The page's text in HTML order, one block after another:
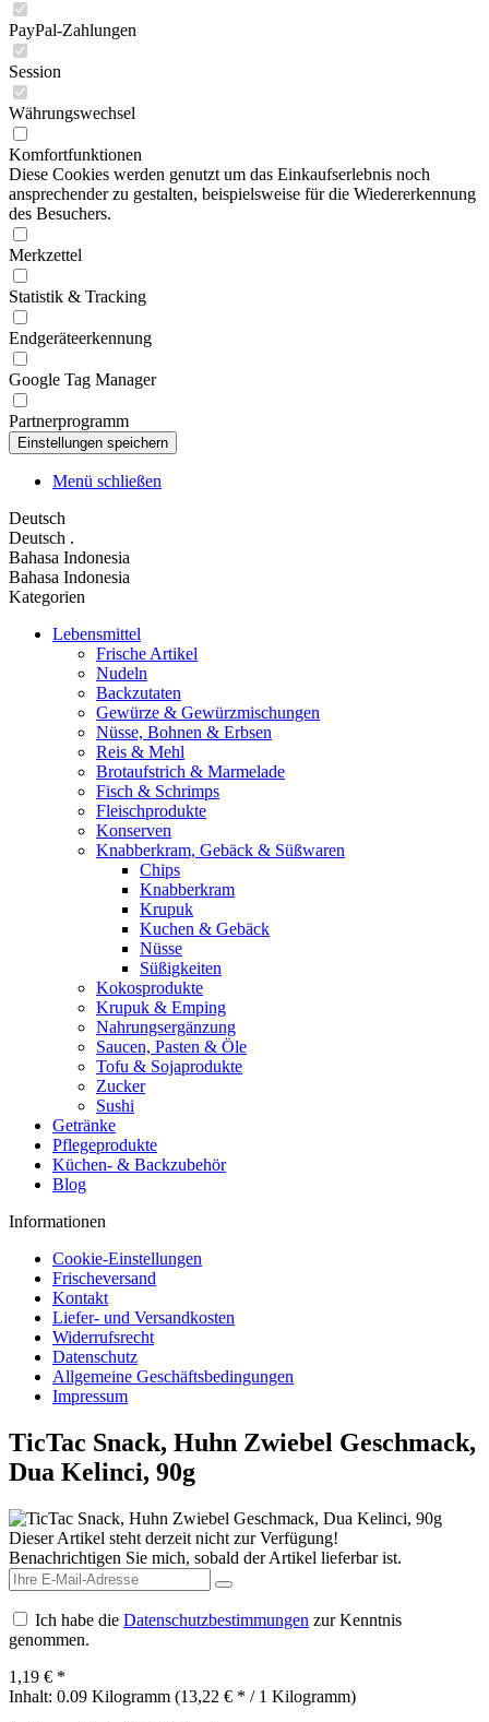
PayPal-Zahlungen
Session
Währungswechsel
Komfortfunktionen
Diese Cookies werden genutzt um das Einkaufserlebnis noch
ansprechender zu gestalten, beispielsweise für die Wiedererkennung
des Besuchers.
Merkzettel
Statistik & Tracking
Endgeräteerkennung
Google Tag Manager
Partnerprogramm
Menü schließen
Deutsch
Deutsch .
Bahasa Indonesia
Bahasa Indonesia
Kategorien
Lebensmittel
Frische Artikel
Nudeln
Backzutaten
Gewürze & Gewürzmischungen
Nüsse, Bohnen & Erbsen
Reis & Mehl
Brotaufstrich & Marmelade
Fisch & Schrimps
Fleischprodukte
Konserven
Knabberkram, Gebäck & Süßwaren
Chips
Knabberkram
Krupuk
Kuchen & Gebäck
Nüsse
Süßigkeiten
Kokosprodukte
Krupuk & Emping
Nahrungsergänzung
Saucen, Pasten & Öle
Tofu & Sojaprodukte
Zucker
Sushi
Getränke
Pflegeprodukte
Küchen- & Backzubehör
Blog
Informationen
Cookie-Einstellungen
Frischeversand
Kontakt
Liefer- und Versandkosten
Widerrufsrecht
Datenschutz
Allgemeine Geschäftsbedingungen
Impressum
TicTac Snack, Huhn Zwiebel Geschmack,
Dua Kelinci, 90g
Dieser Artikel steht derzeit nicht zur Verfügung!
Benachrichtigen Sie mich, sobald der Artikel lieferbar ist.
Ich habe die Datenschutzbestimmungen zur Kenntnis
genommen.
1,19 € *
Inhalt: 0.09 Kilogramm (13,22 € * / 1 Kilogramm)